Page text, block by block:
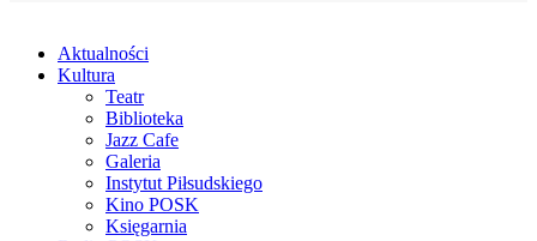
Aktualności
Kultura
Teatr
Biblioteka
Jazz Cafe
Galeria
Instytut Piłsudskiego
Kino POSK
Księgarnia